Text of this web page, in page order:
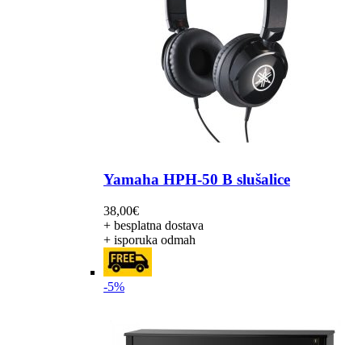
Yamaha HPH-50 B slušalice
38,00€
+ besplatna dostava
+ isporuka odmah
-5%